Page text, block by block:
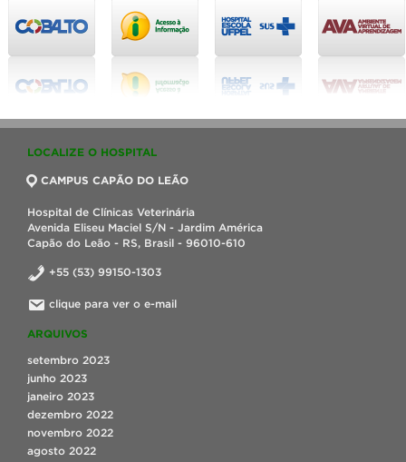
LOCALIZE O HOSPITAL
CAMPUS CAPÃO DO LEÃO
Hospital de Clínicas Veterinária
Avenida Eliseu Maciel S/N - Jardim América
Capão do Leão - RS, Brasil - 96010-610
+55 (53) 99150-1303
clique para ver o e-mail
ARQUIVOS
setembro 2023
junho 2023
janeiro 2023
dezembro 2022
novembro 2022
agosto 2022